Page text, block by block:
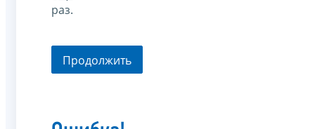
раз.
Продолжить